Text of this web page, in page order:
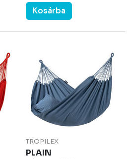
Kosárba
TROPILEX
PLAIN